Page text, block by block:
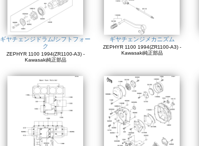
ギヤチェンジドラム/シフトフォー
ク
ZEPHYR 1100 1994(ZR1100-A3) -
Kawasaki純正部品
ギヤチェンジメカニズム
ZEPHYR 1100 1994(ZR1100-A3) -
Kawasaki純正部品